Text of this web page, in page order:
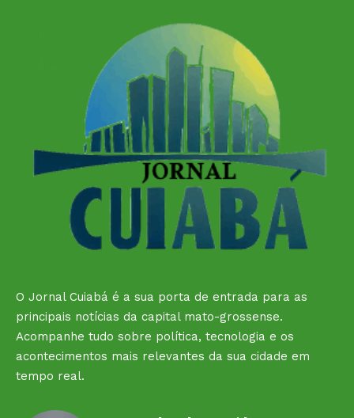
O Jornal Cuiabá é a sua porta de entrada para as
principais notícias da capital mato-grossense.
Acompanhe tudo sobre política, tecnologia e os
acontecimentos mais relevantes da sua cidade em
tempo real.